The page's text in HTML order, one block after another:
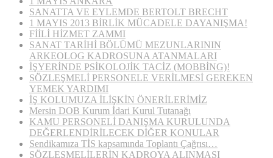
SANATTA VE EYLEMDE BERTOLT BRECHT
1 MAYIS 2013 BİRLİK MÜCADELE DAYANIŞMA!
FİİLİ HİZMET ZAMMI
SANAT TARİHİ BÖLÜMÜ MEZUNLARININ
ARKEOLOG KADROSUNA ATANMALARI
İŞYERİNDE PSİKOLOJİK TACİZ (MOBBİNG)!
SÖZLEŞMELİ PERSONELE VERİLMESİ GEREKEN
YEMEK YARDIMI
İŞ KOLUMUZA İLİŞKİN ÖNERİLERİMİZ
Mersin DOB Kurum İdari Kurul Tutanağı
KAMU PERSONELİ DANIŞMA KURULUNDA
DEĞERLENDİRİLECEK DİĞER KONULAR
Sendikamıza TİS kapsamında Toplantı Çağrısı…
SÖZLEŞMELİLERİN KADROYA ALINMASI